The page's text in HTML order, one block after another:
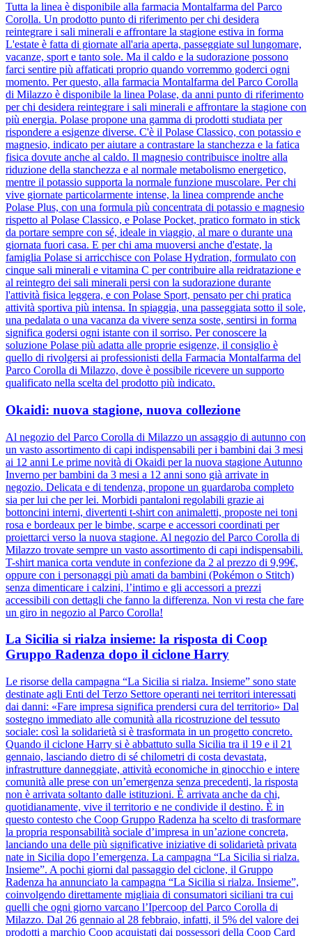
Tutta la linea è disponibile alla farmacia Montalfarma del Parco
Corolla. Un prodotto punto di riferimento per chi desidera
reintegrare i sali minerali e affrontare la stagione estiva in forma
L'estate è fatta di giornate all'aria aperta, passeggiate sul lungomare,
vacanze, sport e tanto sole. Ma il caldo e la sudorazione possono
farci sentire più affaticati proprio quando vorremmo goderci ogni
momento. Per questo, alla farmacia Montalfarma del Parco Corolla
di Milazzo è disponibile la linea Polase, da anni punto di riferimento
per chi desidera reintegrare i sali minerali e affrontare la stagione con
più energia. Polase propone una gamma di prodotti studiata per
rispondere a esigenze diverse. C'è il Polase Classico, con potassio e
magnesio, indicato per aiutare a contrastare la stanchezza e la fatica
fisica dovute anche al caldo. Il magnesio contribuisce inoltre alla
riduzione della stanchezza e al normale metabolismo energetico,
mentre il potassio supporta la normale funzione muscolare. Per chi
vive giornate particolarmente intense, la linea comprende anche
Polase Plus, con una formula più concentrata di potassio e magnesio
rispetto al Polase Classico, e Polase Pocket, pratico formato in stick
da portare sempre con sé, ideale in viaggio, al mare o durante una
giornata fuori casa. E per chi ama muoversi anche d'estate, la
famiglia Polase si arricchisce con Polase Hydration, formulato con
cinque sali minerali e vitamina C per contribuire alla reidratazione e
al reintegro dei sali minerali persi con la sudorazione durante
l'attività fisica leggera, e con Polase Sport, pensato per chi pratica
attività sportiva più intensa. In spiaggia, una passeggiata sotto il sole,
una pedalata o una vacanza da vivere senza soste, sentirsi in forma
significa godersi ogni istante con il sorriso. Per conoscere la
soluzione Polase più adatta alle proprie esigenze, il consiglio è
quello di rivolgersi ai professionisti della Farmacia Montalfarma del
Parco Corolla di Milazzo, dove è possibile ricevere un supporto
qualificato nella scelta del prodotto più indicato.
Okaidi: nuova stagione, nuova collezione
Al negozio del Parco Corolla di Milazzo un assaggio di autunno con
un vasto assortimento di capi indispensabili per i bambini dai 3 mesi
ai 12 anni Le prime novità di Okaidi per la nuova stagione Autunno
Inverno per bambini da 3 mesi a 12 anni sono già arrivate in
negozio. Delicata e di tendenza, propone un guardaroba completo
sia per lui che per lei. Morbidi pantaloni regolabili grazie ai
bottoncini interni, divertenti t-shirt con animaletti, proposte nei toni
rosa e bordeaux per le bimbe, scarpe e accessori coordinati per
proiettarci verso la nuova stagione. Al negozio del Parco Corolla di
Milazzo trovate sempre un vasto assortimento di capi indispensabili.
T-shirt manica corta vendute in confezione da 2 al prezzo di 9,99€,
oppure con i personaggi più amati da bambini (Pokémon o Stitch)
senza dimenticare i calzini, l’intimo e gli accessori a prezzi
accessibili con dettagli che fanno la differenza. Non vi resta che fare
un giro in negozio al Parco Corolla!
La Sicilia si rialza insieme: la risposta di Coop
Gruppo Radenza dopo il ciclone Harry
Le risorse della campagna “La Sicilia si rialza. Insieme” sono state
destinate agli Enti del Terzo Settore operanti nei territori interessati
dai danni: «Fare impresa significa prendersi cura del territorio» Dal
sostegno immediato alle comunità alla ricostruzione del tessuto
sociale: così la solidarietà si è trasformata in un progetto concreto.
Quando il ciclone Harry si è abbattuto sulla Sicilia tra il 19 e il 21
gennaio, lasciando dietro di sé chilometri di costa devastata,
infrastrutture danneggiate, attività economiche in ginocchio e intere
comunità alle prese con un’emergenza senza precedenti, la risposta
non è arrivata soltanto dalle istituzioni. È arrivata anche da chi,
quotidianamente, vive il territorio e ne condivide il destino. È in
questo contesto che Coop Gruppo Radenza ha scelto di trasformare
la propria responsabilità sociale d’impresa in un’azione concreta,
lanciando una delle più significative iniziative di solidarietà privata
nate in Sicilia dopo l’emergenza. La campagna “La Sicilia si rialza.
Insieme”. A pochi giorni dal passaggio del ciclone, il Gruppo
Radenza ha annunciato la campagna “La Sicilia si rialza. Insieme”,
coinvolgendo direttamente migliaia di consumatori siciliani tra cui
quelli che ogni giorno varcano l’Ipercoop del Parco Corolla di
Milazzo. Dal 26 gennaio al 28 febbraio, infatti, il 5% del valore dei
prodotti a marchio Coop acquistati dai possessori della Coop Card